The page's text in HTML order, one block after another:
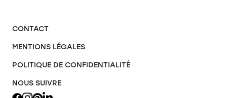
CONTACT
MENTIONS LÉGALES
POLITIQUE DE CONFIDENTIALITÉ
NOUS SUIVRE